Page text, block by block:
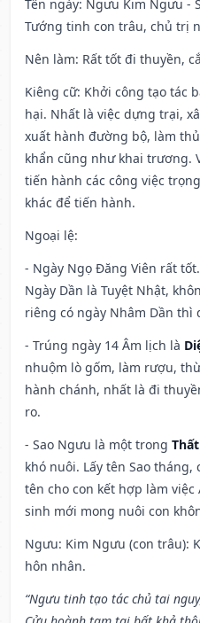
Tên ngày: Ngưu Kim Ngưu -
Tướng tinh con trâu, chủ trị
Nên làm: Rất tốt đi thuyền,
Kiêng cữ: Khởi công tạo tác
hại. Nhất là việc dựng trại,
xuất hành đường bộ, làm
khẩn cũng như khai trương.
tiến hành các công việc
khác để tiến hành.
Ngoại lệ:
- Ngày Ngọ Đăng Viên rất
Ngày Dần là Tuyệt Nhật,
riêng có ngày Nhâm Dần thì
- Trúng ngày 14 Âm lịch là
nhuộm lò gốm, làm rượu,
hành chánh, nhất là đi
ro.
- Sao Ngưu là một trong
khó nuôi. Lấy tên Sao
tên cho con kết hợp làm
sinh mới mong nuôi con
Ngưu: Kim Ngưu (con trâu):
hôn nhân.
“Ngưu tinh tạo tác chủ tai